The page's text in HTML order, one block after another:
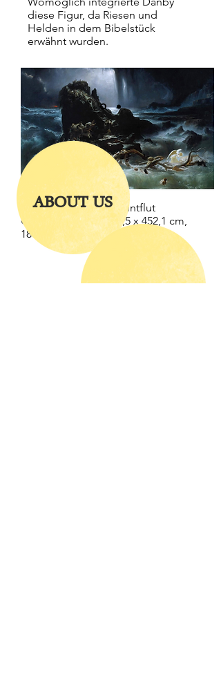
diese Figur, da Riesen und
Helden in dem Bibelstück
erwähnt wurden.
Francis Danby – Die Sintflut
Öl auf Leinwand, 284,5 x 452,1 cm,
1805, Tate, London
ABOUT US
SUPPORT US